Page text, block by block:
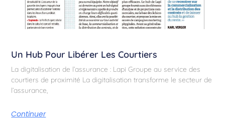
Un Hub Pour Libérer Les Courtiers
La digitalisation de l’assurance : Lapi Groupe au service des
courtiers de proximité La digitalisation transforme le secteur de
l’assurance,
Continuer